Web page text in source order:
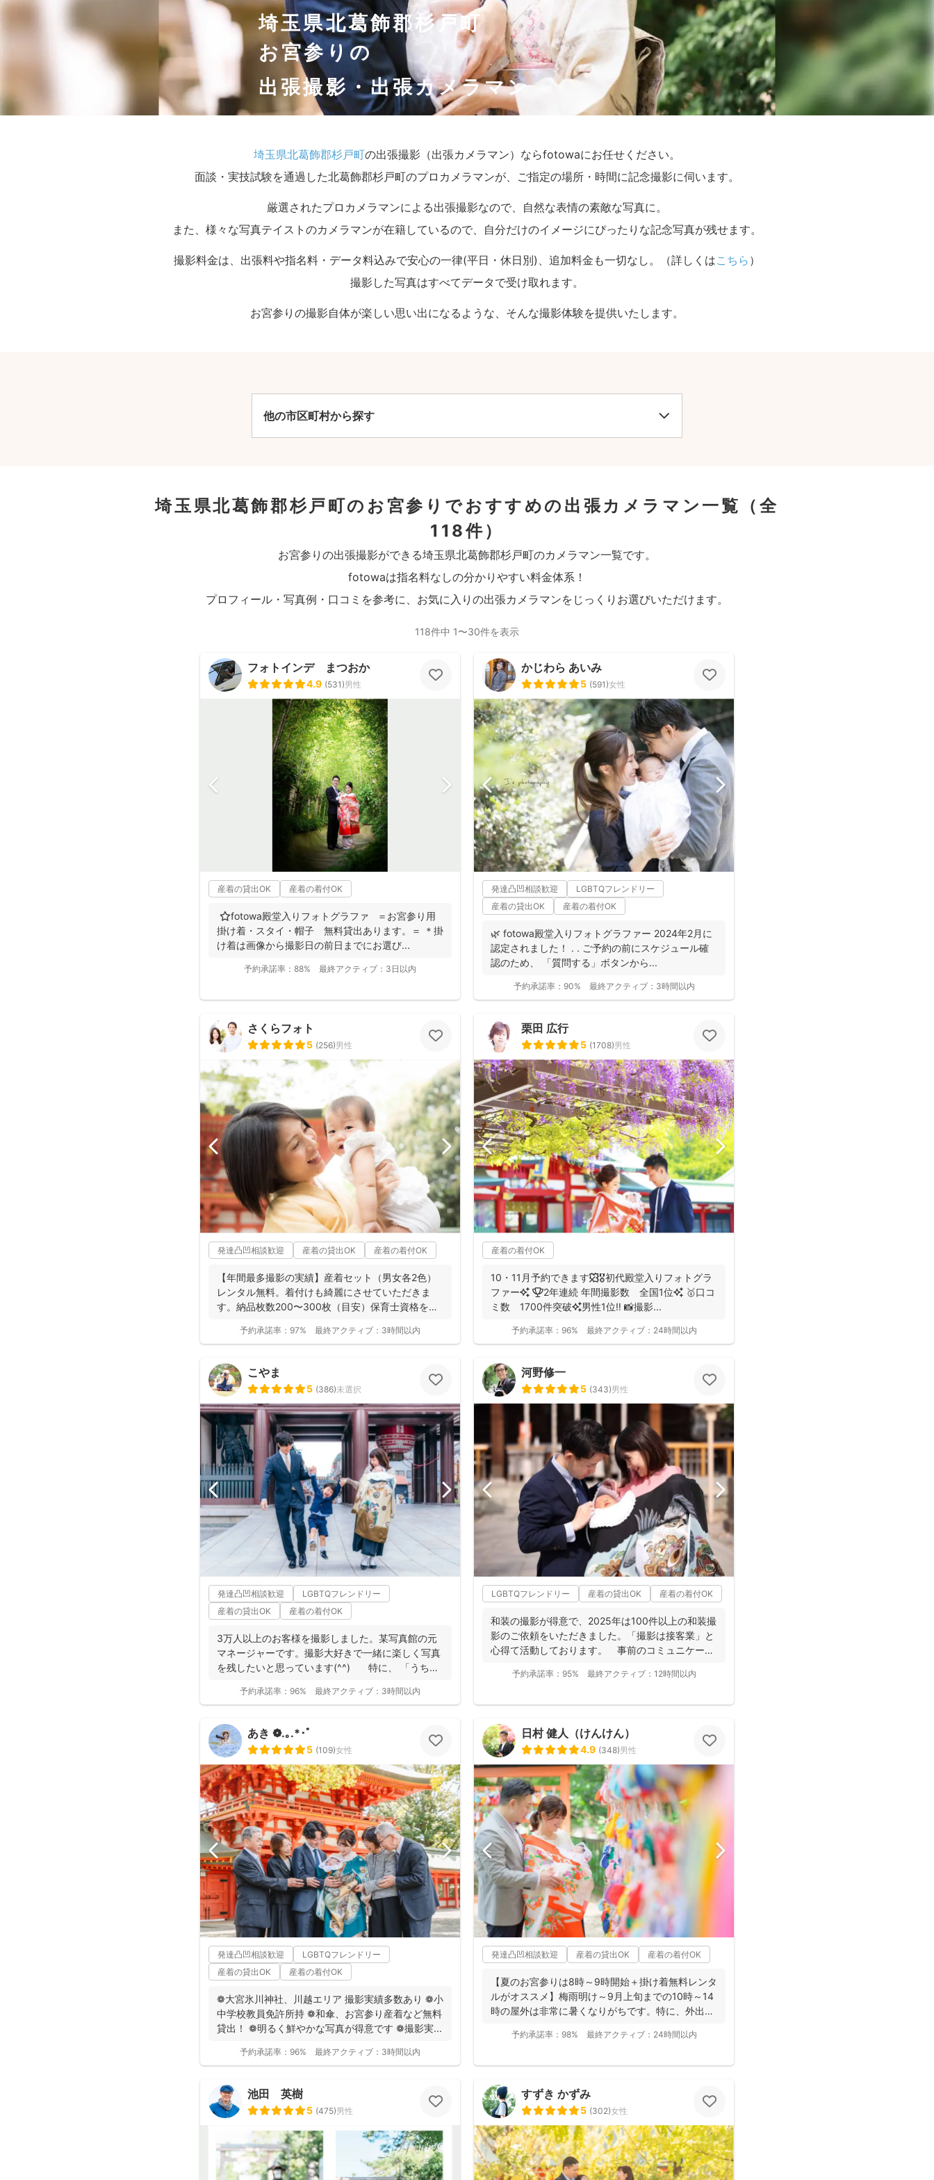
埼玉県北葛飾郡杉戸町
お宮参りの
出張撮影・出張カメラマン
埼玉県北葛飾郡杉戸町の出張撮影（出張カメラマン）ならfotowaにお任せください。
面談・実技試験を通過した北葛飾郡杉戸町のプロカメラマンが、ご指定の場所・時間に記念撮影に伺います。
厳選されたプロカメラマンによる出張撮影なので、自然な表情の素敵な写真に。
また、様々な写真テイストのカメラマンが在籍しているので、自分だけのイメージにぴったりな記念写真が残せます。
撮影料金は、出張料や指名料・データ料込みで安心の一律(平日・休日別)、追加料金も一切なし。（詳しくはこちら ）
撮影した写真はすべてデータで受け取れます。
お宮参りの撮影自体が楽しい思い出になるような、そんな撮影体験を提供いたします。
他の市区町村から探す
埼玉県北葛飾郡杉戸町のお宮参りでおすすめの出張カメラマン一覧
（全
118件）
お宮参りの出張撮影ができる埼玉県北葛飾郡杉戸町のカメラマン一覧です。
fotowaは指名料なしの分かりやすい料金体系！
プロフィール・写真例・口コミを参考に、お気に入りの出張カメラマンをじっくりお選びいただけます。
118件中 1〜30件を表示
フォトインデ まつおか
4.9 (531)男性
産着の貸出OK 産着の着付OK
⭐️fotowa殿堂入りフォトグラファ ＝お宮参り用
掛け着・スタイ・帽子 無料貸出あります。＝ ＊掛
け着は画像から撮影日の前日までにお選び...
予約承諾率： 88% 最終アクティブ： 3日以内
かじわら あいみ
5 (591)女性
発達凸凹相談歓迎
LGBTQフレンドリー
産着の貸出OK
産着の着付OK
🌿 fotowa殿堂入りフォトグラファー 2024年2月に
認定されました！ . . ご予約の前にスケジュール確
認のため、 「質問する」ボタンから...
予約承諾率： 90% 最終アクティブ： 3時間以内
さくらフォト
5 (256)男性
発達凸凹相談歓迎 産着の貸出OK 産着の着付OK
【年間最多撮影の実績】産着セット（男女各2色）
レンタル無料。着付けも綺麗にさせていただきま
す。納品枚数200〜300枚（目安）保育士資格を持
予約承諾率： 97% 最終アクティブ： 3時間以内
栗田 広行
5 (1708)男性
産着の着付OK
10・11月予約できます🍁🎖初代殿堂入りフォトグラ
ファー✨ 🏆2年連続 年間撮影数 全国1位✨ 🥇口コ
ミ数 1700件突破✨男性1位‼️ 📸撮影...
予約承諾率： 96% 最終アクティブ： 24時間以内
こやま
5 (386)未選択
発達凸凹相談歓迎
LGBTQフレンドリー
産着の貸出OK
産着の着付OK
3万人以上のお客様を撮影しました。某写真館の元
マネージャーです。撮影大好きで一緒に楽しく写真
を残したいと思っています(^^) 特に、 「うち
予約承諾率： 96% 最終アクティブ： 3時間以内
河野修一
5 (343)男性
LGBTQフレンドリー 産着の貸出OK 産着の着付OK
和装の撮影が得意で、2025年は100件以上の和装撮
影のご依頼をいただきました。「撮影は接客業」と
心得て活動しております。 事前のコミュニケーシ
予約承諾率： 95% 最終アクティブ： 12時間以内
あき ❁.｡.*･ﾟ
5 (109)女性
発達凸凹相談歓迎
LGBTQフレンドリー
産着の貸出OK
産着の着付OK
❁大宮氷川神社、川越エリア 撮影実績多数あり ❁小
中学校教員免許所持 ❁和傘、お宮参り産着など無料
貸出！ ❁明るく鮮やかな写真が得意です ❁撮影実...
予約承諾率： 96% 最終アクティブ： 3時間以内
日村 健人（けんけん）
4.9 (348)男性
発達凸凹相談歓迎 産着の貸出OK 産着の着付OK
【夏のお宮参りは8時～9時開始＋掛け着無料レンタ
ルがオススメ】梅雨明け～9月上旬までの10時～14
時の屋外は非常に暑くなりがちです。特に、外出に
予約承諾率： 98% 最終アクティブ： 24時間以内
池田 英樹
5 (475)男性
すずき かずみ
5 (302)女性